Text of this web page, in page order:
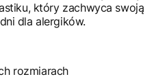
który zachwyca swoją
dla alergików.
rozmiarach